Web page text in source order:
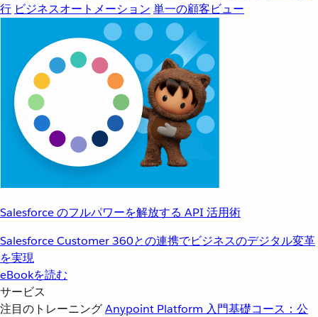
行 ビジネスオートメーション 単一の顧客ビュー
Salesforce のフルパワーを解放する API 活用術
Salesforce Customer 360との連携でビジネスのデジタル変革
を実現
eBookを読む
サービス
注目のトレーニングAnypoint Platform 入門基礎コース：公